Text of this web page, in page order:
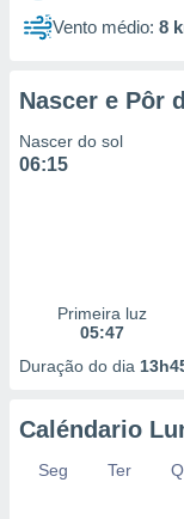
1199
Vento médio: 8
Nascer e Pôr
Nascer do sol
06:15
Primeira luz
05:47
Duração do dia
Caléndario
Seg Ter